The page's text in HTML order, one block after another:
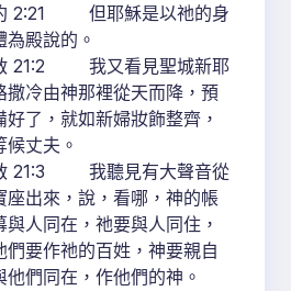
2:21 但耶穌是以祂的身
為殿說的。
21:2 我又看見聖城新耶
撒冷由神那裡從天而降，預
好了，就如新婦妝飾整齊，
候丈夫。
21:3 我聽見有大聲音從
座出來，說，看哪，神的帳
與人同在，祂要與人同住，
們要作祂的百姓，神要親自
他們同在，作他們的神。